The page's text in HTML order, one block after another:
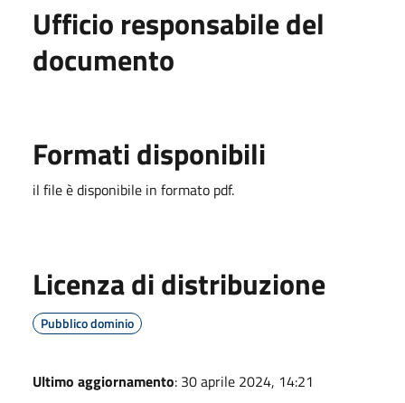
Ufficio responsabile del
documento
Formati disponibili
il file è disponibile in formato pdf.
Licenza di distribuzione
Pubblico dominio
Ultimo aggiornamento: 30 aprile 2024, 14:21